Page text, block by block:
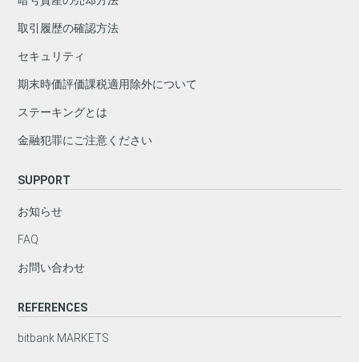
取引履歴の確認方法
セキュリティ
期末時価評価課税適用除外について
ステーキングとは
金融犯罪にご注意ください
SUPPORT
お知らせ
FAQ
お問い合わせ
REFERENCES
bitbank MARKETS